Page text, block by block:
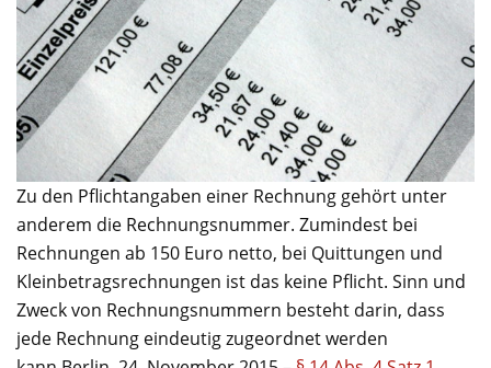
Zu den Pflichtangaben einer Rechnung gehört unter
anderem die Rechnungsnummer. Zumindest bei
Rechnungen ab 150 Euro netto, bei Quittungen und
Kleinbetragsrechnungen ist das keine Pflicht. Sinn und
Zweck von Rechnungsnummern besteht darin, dass
jede Rechnung eindeutig zugeordnet werden